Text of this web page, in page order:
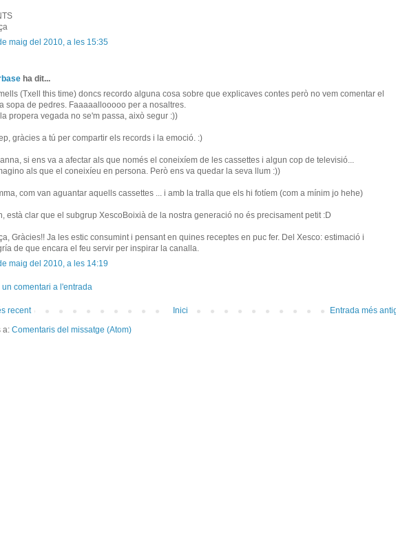
maig del 2010, a les 15:35
ha dit...
(Txell this time) doncs recordo alguna cosa sobre que explicaves contes però no vem comentar el
sopa de pedres. Faaaaallooooo per a nosaltres.
propera vegada no se'm passa, això segur :))
gràcies a tú per compartir els records i la emoció. :)
si ens va a afectar als que només el coneixíem de les cassettes i algun cop de televisió...
als que el coneixíeu en persona. Però ens va quedar la seva llum :))
com van aguantar aquells cassettes ... i amb la tralla que els hi fotíem (com a mínim jo hehe)
està clar que el subgrup XescoBoixià de la nostra generació no és precisament petit :D
Gràcies!! Ja les estic consumint i pensant en quines receptes en puc fer. Del Xesco: estimació i
de que encara el feu servir per inspirar la canalla.
maig del 2010, a les 14:19
un comentari a l'entrada
recent Entrada més
Inici
a: Comentaris del missatge (Atom)